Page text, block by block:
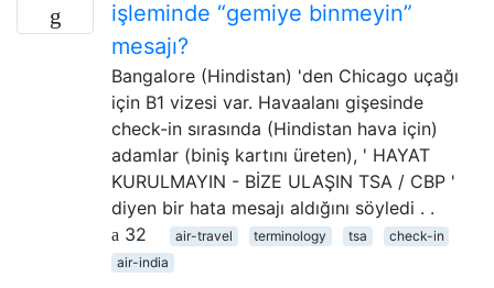
işleminde “gemiye binmeyin”
mesajı?
Bangalore (Hindistan) 'den Chicago uçağı
için B1 vizesi var. Havaalanı gişesinde
check-in sırasında (Hindistan hava için)
adamlar (biniş kartını üreten), ' HAYAT
KURULMAYIN - BİZE ULAŞIN TSA / CBP '
diyen bir hata mesajı aldığını söyledi . .
32
air-travel terminology tsa
check-in
air-india